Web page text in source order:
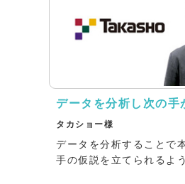
データを分析し次の手
タカショー様
データを分析することで
手の仮説を立てられるよ